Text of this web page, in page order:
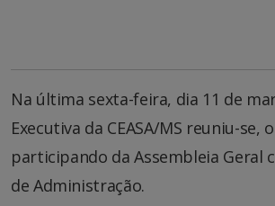
Na última sexta-feira, dia 11 de
Executiva da CEASA/MS reuniu-se,
participando da Assembleia Geral
de Administração.